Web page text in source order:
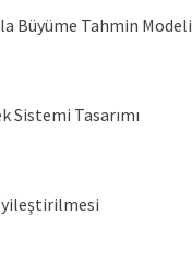
Büyüme Tahmin Modeli
Sistemi Tasarımı